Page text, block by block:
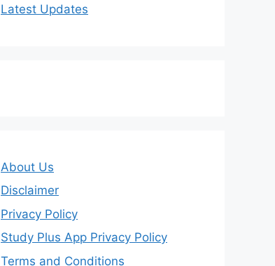
Latest Updates
About Us
Disclaimer
Privacy Policy
Study Plus App Privacy Policy
Terms and Conditions